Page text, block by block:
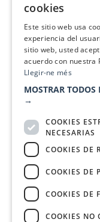
cookies
Este sitio web usa
experiencia del
sitio web, usted
acuerdo con nuestra
Llegir-ne més
MOSTRAR TODOS
→
COOKIES
NECESARIAS
COOKIES DE
COOKIES DE
COOKIES DE
COOKIES NO